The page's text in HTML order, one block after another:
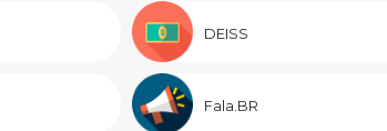
DEISS
Fala.BR